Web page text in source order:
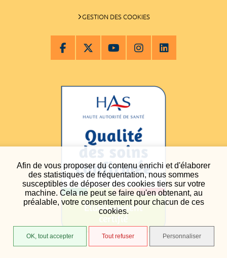
Afin de vous proposer du contenu enrichi et d'élaborer
des statistiques de fréquentation, nous sommes
susceptibles de déposer des cookies tiers sur votre
machine. Cela ne peut se faire qu'en obtenant, au
préalable, votre consentement pour chacun de ces
cookies.
OK, tout accepter Tout refuser Personnaliser
GESTION DES COOKIES